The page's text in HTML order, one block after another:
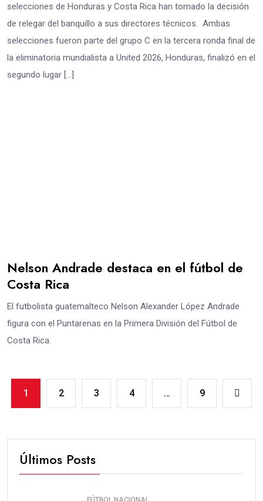
selecciones de Honduras y Costa Rica han tomado la decisión
de relegar del banquillo a sus directores técnicos. Ambas
selecciones fueron parte del grupo C en la tercera ronda final de
la eliminatoria mundialista a United 2026, Honduras, finalizó en el
segundo lugar […]
Nelson Andrade destaca en el fútbol de
Costa Rica
El futbolista guatemalteco Nelson Alexander López Andrade
figura con el Puntarenas en la Primera División del Fútbol de
Costa Rica.
1 2 3 4 … 9
Últimos Posts